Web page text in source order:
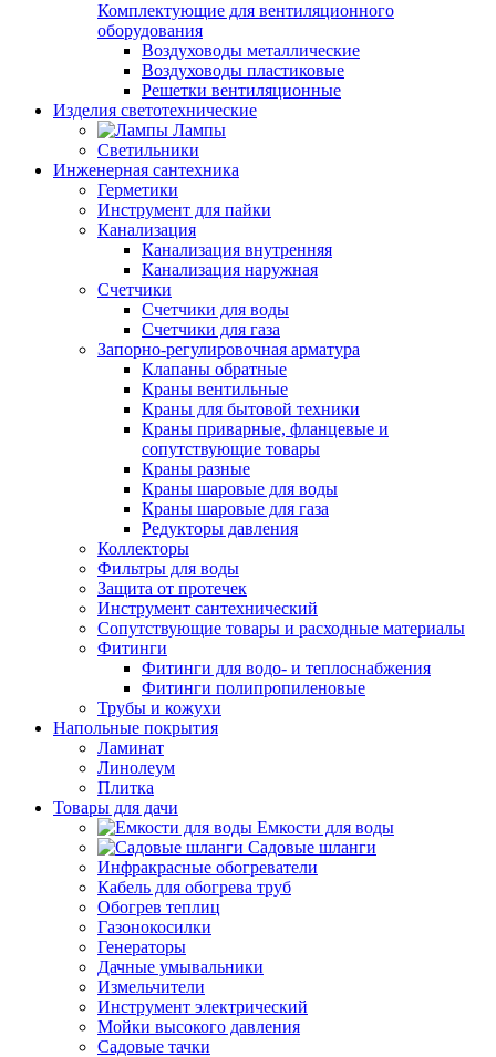
Комплектующие для вентиляционного
оборудования
Воздуховоды металлические
Воздуховоды пластиковые
Решетки вентиляционные
Изделия светотехнические
Лампы
Светильники
Инженерная сантехника
Герметики
Инструмент для пайки
Канализация
Канализация внутренняя
Канализация наружная
Счетчики
Счетчики для воды
Счетчики для газа
Запорно-регулировочная арматура
Клапаны обратные
Краны вентильные
Краны для бытовой техники
Краны приварные, фланцевые и
сопутствующие товары
Краны разные
Краны шаровые для воды
Краны шаровые для газа
Редукторы давления
Коллекторы
Фильтры для воды
Защита от протечек
Инструмент сантехнический
Сопутствующие товары и расходные материалы
Фитинги
Фитинги для водо- и теплоснабжения
Фитинги полипропиленовые
Трубы и кожухи
Напольные покрытия
Ламинат
Линолеум
Плитка
Товары для дачи
Емкости для воды
Садовые шланги
Инфракрасные обогреватели
Кабель для обогрева труб
Обогрев теплиц
Газонокосилки
Генераторы
Дачные умывальники
Измельчители
Инструмент электрический
Мойки высокого давления
Садовые тачки